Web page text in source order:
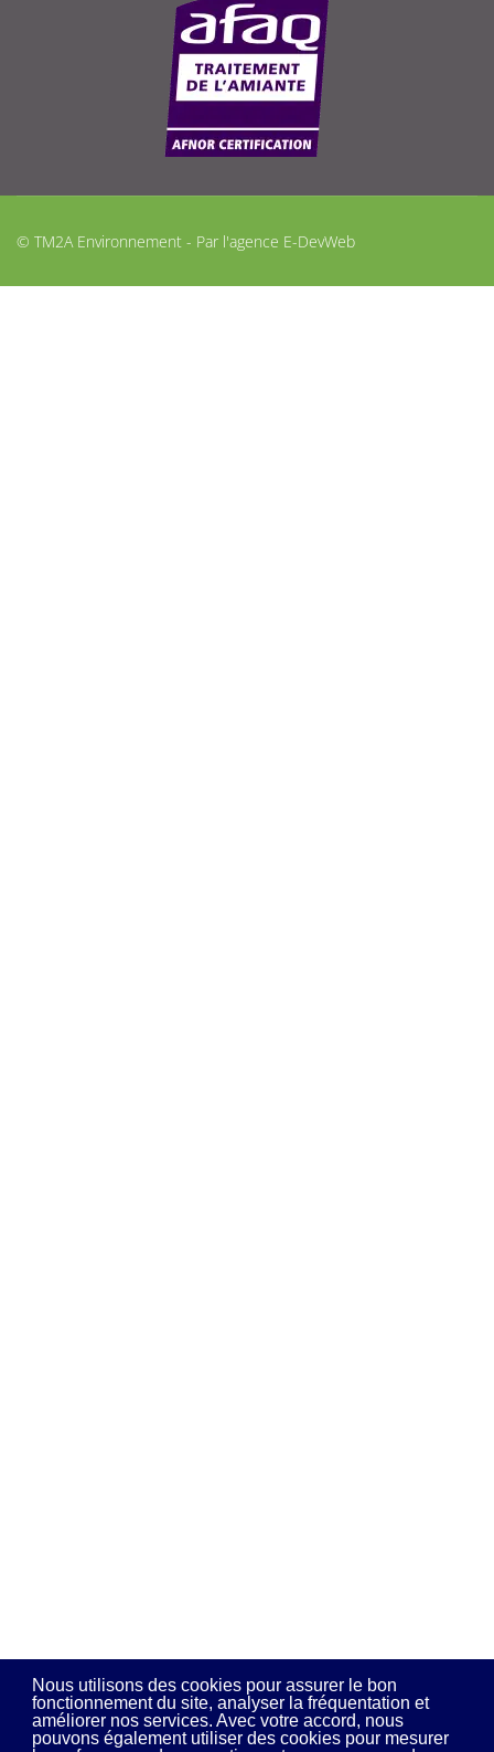
Nous utilisons des cookies pour assurer le bon
fonctionnement du site, analyser la fréquentation et
améliorer nos services. Avec votre accord, nous
pouvons également utiliser des cookies pour mesurer
© TM2A Environnement - Par l'agence E-DevWeb